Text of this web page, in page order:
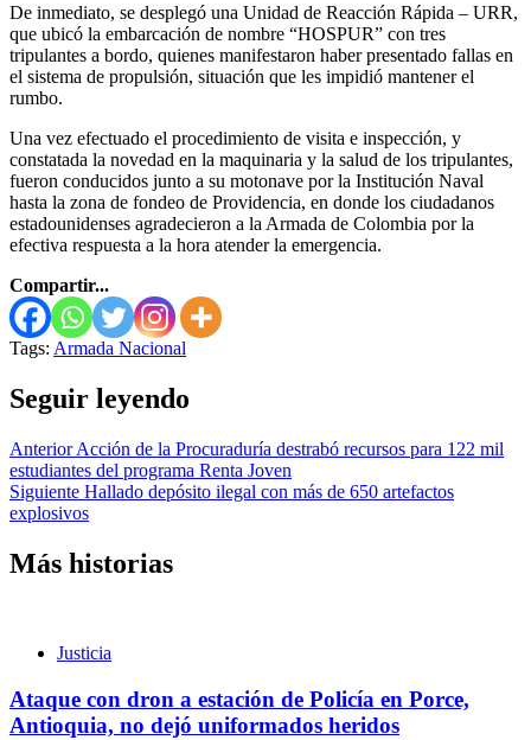
De inmediato, se desplegó una Unidad de Reacción Rápida – URR,
que ubicó la embarcación de nombre “HOSPUR” con tres
tripulantes a bordo, quienes manifestaron haber presentado fallas en
el sistema de propulsión, situación que les impidió mantener el
rumbo.
Una vez efectuado el procedimiento de visita e inspección, y
constatada la novedad en la maquinaria y la salud de los tripulantes,
fueron conducidos junto a su motonave por la Institución Naval
hasta la zona de fondeo de Providencia, en donde los ciudadanos
estadounidenses agradecieron a la Armada de Colombia por la
efectiva respuesta a la hora atender la emergencia.
Compartir...
Tags: Armada Nacional
Seguir leyendo
AnteriorAcción de la Procuraduría destrabó recursos para 122 mil
estudiantes del programa Renta Joven
Siguiente Hallado depósito ilegal con más de 650 artefactos
explosivos
Más historias
Justicia
Ataque con dron a estación de Policía en Porce,
Antioquia, no dejó uniformados heridos